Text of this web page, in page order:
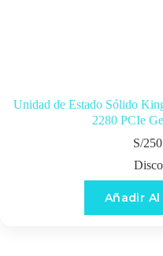
Unidad de Estado Sólido
2280 PCIe
S/
Añadir